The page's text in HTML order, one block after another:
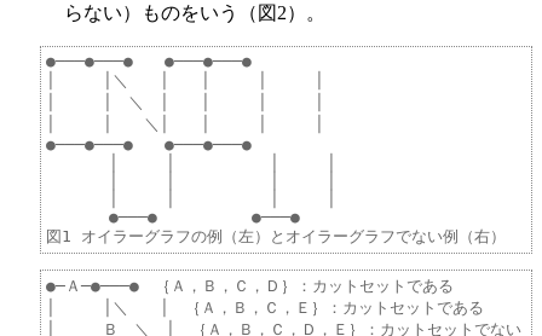
らない）ものをいう（図2）。
●───●───●　　●───●───●
│　　　│＼　　│　　│　　　│　　　│
│　　　│　＼　│　　│　　　│　　　│
│　　　│　　＼│　　│　　　│　　　│
●───●───●　　●───●───●
●───●　　　　　　●───●
●─Ａ─●───●　｛Ａ，Ｂ，Ｃ，Ｄ｝：カットセットである
│　　　│＼　　│　｛Ａ，Ｂ，Ｃ，Ｅ｝：カットセットである
│　　　Ｂ　＼　│　｛Ａ，Ｂ，Ｃ，Ｄ，Ｅ｝：カットセットでない